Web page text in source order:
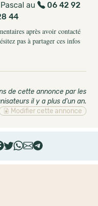
au
06 42 92
44
après avoir contacté
pas à partager ces infos
de cette annonce par les
il y a plus d'un an.
Modifier cette annonce